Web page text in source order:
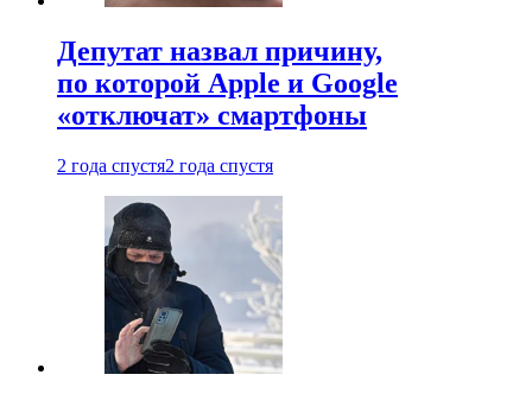
Депутат назвал причину,
по которой Apple и Google
«отключат» смартфоны
2 года спустя2 года спустя